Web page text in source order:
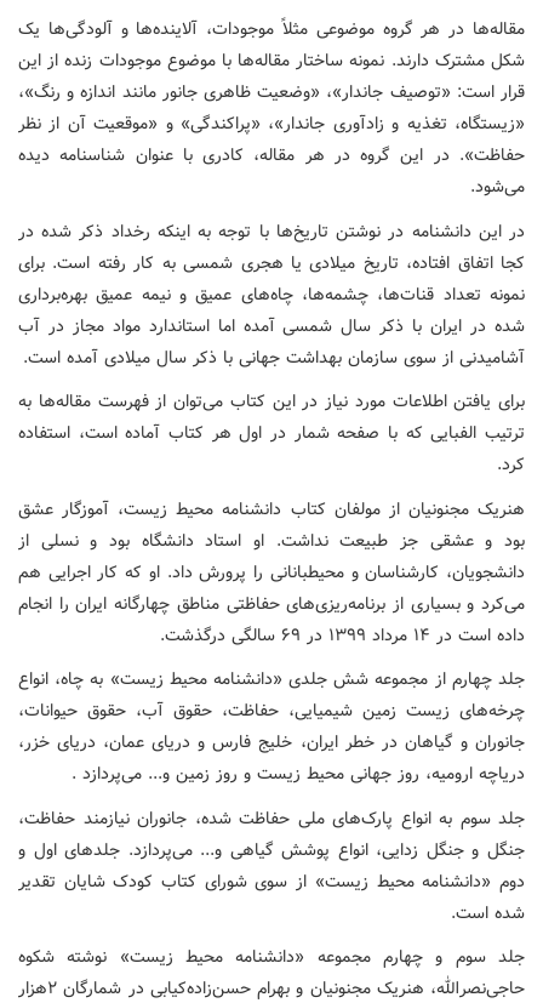
مقاله‌ها در هر گروه موضوعی مثلاً موجودات، آلاینده‌ها و آلودگی‌ها یک
شکل مشترک دارند. نمونه ساختار مقاله‌ها با موضوع موجودات زنده از این
قرار است: «توصیف جاندار»، «وضعیت ظاهری جانور مانند اندازه و رنگ»،
«زیستگاه، تغذیه و زادآوری جاندار»، «پراکندگی» و «موقعیت آن از نظر
حفاظت». در این گروه در هر مقاله، کادری با عنوان شناسنامه دیده
می‌شود.
در این دانشنامه در نوشتن تاریخ‌ها با توجه به اینکه رخداد ذکر شده در
کجا اتفاق افتاده، تاریخ میلادی یا هجری شمسی به کار رفته است. برای
نمونه تعداد قنات‌ها، چشمه‌ها، چاه‌های عمیق و نیمه عمیق بهره‌برداری
شده در ایران با ذکر سال شمسی آمده اما استاندارد مواد مجاز در آب
آشامیدنی از سوی سازمان بهداشت جهانی با ذکر سال میلادی آمده است.
برای یافتن اطلاعات مورد نیاز در این کتاب می‌توان از فهرست مقاله‌ها به
ترتیب الفبایی که با صفحه شمار در اول هر کتاب آماده است، استفاده
کرد.
هنریک مجنونیان از مولفان کتاب دانشنامه محیط زیست، آموزگار عشق
بود و عشقی جز طبیعت نداشت. او استاد دانشگاه بود و نسلی از
دانشجویان، کارشناسان و محیطبانانی را پرورش داد. او که کار اجرایی هم
می‌کرد و بسیاری از برنامه‌ریزی‌های حفاظتی مناطق چهارگانه ایران را انجام
داده است در ۱۴ مرداد ۱۳۹۹ در ۶۹ سالگی درگذشت.
جلد چهارم از مجموعه شش جلدی «دانشنامه محیط زیست» به چاه، انواع
چرخه‌های زیست زمین شیمیایی، حفاظت، حقوق آب، حقوق حیوانات،
جانوران و گیاهان در خطر ایران، خلیج فارس و دریای عمان، دریای خزر،
دریاچه ارومیه، روز جهانی محیط زیست و روز زمین و... می‌پردازد .
جلد سوم به انواع پارک‌های ملی حفاظت شده، جانوران نیازمند حفاظت،
جنگل و جنگل زدایی، انواع پوشش گیاهی و... می‌پردازد. جلدهای اول و
دوم «دانشنامه محیط زیست» از سوی شورای کتاب کودک شایان تقدیر
شده است.
جلد سوم و چهارم مجموعه «دانشنامه محیط زیست» نوشته شکوه
حاجی‌نصرالله، هنریک مجنونیان و بهرام حسن‌زاده‌کیابی در شمارگان ۲هزار